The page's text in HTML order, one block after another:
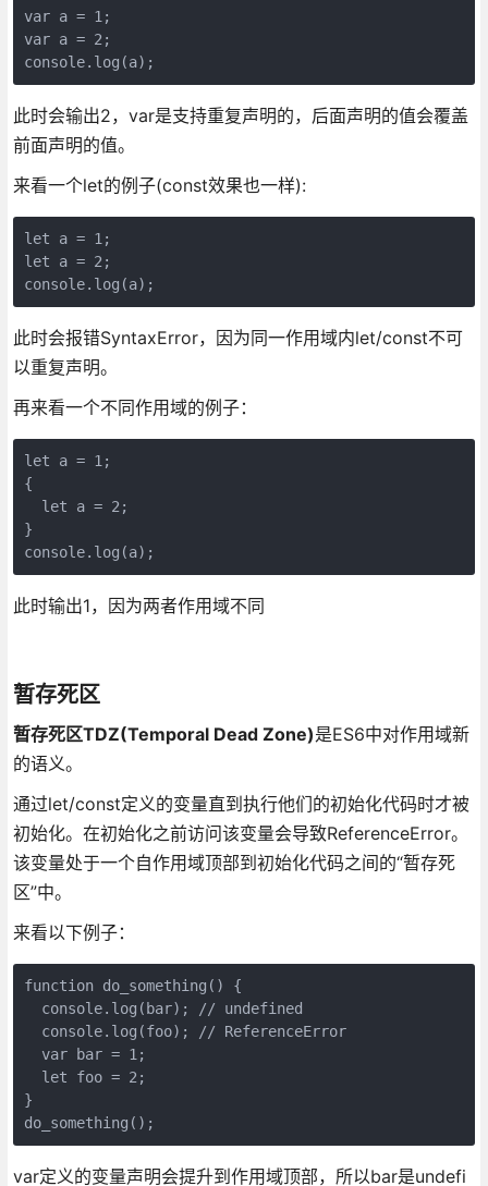
var a = 1;
var a = 2;
console.log(a);
此时会输出2，var是支持重复声明的，后面声明的值会覆盖
前面声明的值。
来看一个let的例子(const效果也一样):
let a = 1;
let a = 2;
console.log(a);
此时会报错SyntaxError，因为同一作用域内let/const不可
以重复声明。
再来看一个不同作用域的例子：
let a = 1;
{
  let a = 2;
}
console.log(a);
此时输出1，因为两者作用域不同
暂存死区
暂存死区TDZ(Temporal Dead Zone)是ES6中对作用域新
的语义。
通过let/const定义的变量直到执行他们的初始化代码时才被
初始化。在初始化之前访问该变量会导致ReferenceError。
该变量处于一个自作用域顶部到初始化代码之间的“暂存死
区”中。
来看以下例子：
function do_something() {
  console.log(bar); // undefined
  console.log(foo); // ReferenceError
  var bar = 1;
  let foo = 2;
}
do_something();
var定义的变量声明会提升到作用域顶部，所以bar是undefi